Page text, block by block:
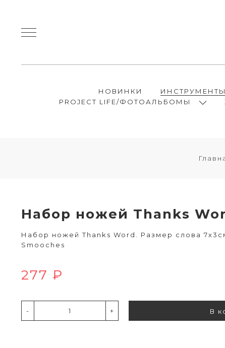
НОВИНКИ ИНСТРУМЕНТЫ
PROJECT LIFE/ФОТОАЛЬБОМЫ
Набор ножей Thanks
Набор ножей Thanks Word. Размер слова
Smooches
277 ₽
- + В